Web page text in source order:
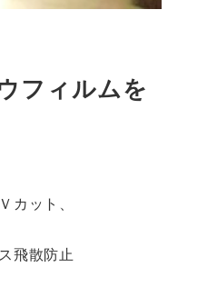
フィルムを
カット、
飛散防止